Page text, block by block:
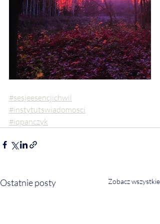
#sesjeesencjichwil
#instytutswiadomosci
#iqpanczyk
Ostatnie posty Zobacz wszystkie